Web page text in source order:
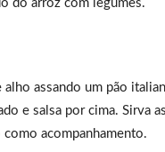
do arroz com legumes.
alho assando um pão
e salsa por cima. Sirva
acompanhamento.